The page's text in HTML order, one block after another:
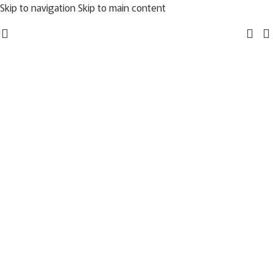
Skip to navigationSkip to main content